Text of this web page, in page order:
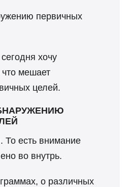
первичных
хочу
что мешает
целей.
. То есть внимание
во внутрь.
о различных